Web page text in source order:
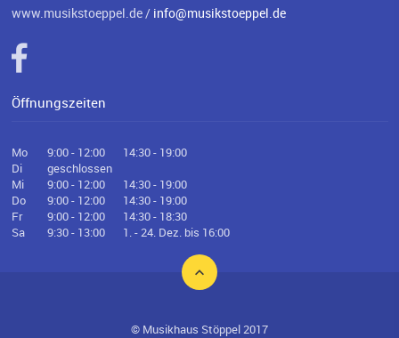
www.musikstoeppel.de / info@musikstoeppel.de
Öffnungszeiten
Mo 9:00 - 12:00
14:30 - 19:00
Di
geschlossen
Mi
9:00 - 12:00
14:30 - 19:00
Do
9:00 - 12:00
14:30 - 19:00
Fr
9:00 - 12:00
14:30 - 18:30
Sa
9:30 - 13:00 1. - 24. Dez. bis 16:00
© Musikhaus Stöppel 2017